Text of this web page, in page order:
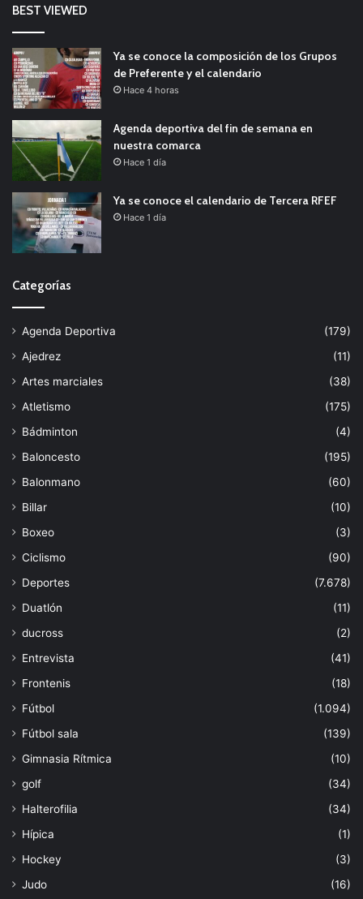
BEST VIEWED
Ya se conoce la composición de los Grupos
de Preferente y el calendario
Hace 4 horas
Agenda deportiva del fin de semana en
nuestra comarca
Hace 1 día
Ya se conoce el calendario de Tercera RFEF
Hace 1 día
Categorías
Agenda Deportiva
(179)
Ajedrez
(11)
Artes marciales
(38)
Atletismo
(175)
Bádminton
(4)
Baloncesto
(195)
Balonmano
(60)
Billar
(10)
Boxeo
(3)
Ciclismo
(90)
Deportes
(7.678)
Duatlón
(11)
ducross
(2)
Entrevista
(41)
Frontenis
(18)
Fútbol
(1.094)
Fútbol sala
(139)
Gimnasia Rítmica
(10)
golf
(34)
Halterofilia
(34)
Hípica
(1)
Hockey
(3)
Judo
(16)